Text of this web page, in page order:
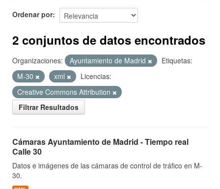
Ordenar por
2 conjuntos de datos encontrados
Organizaciones: Ayuntamiento de Madrid
Etiquetas:
M-30
xml
Licencias:
Creative Commons Attribution
Filtrar Resultados
Cámaras Ayuntamiento de Madrid - Tiempo real
Calle 30
Datos e imágenes de las cámaras de control de tráfico en M-
30.